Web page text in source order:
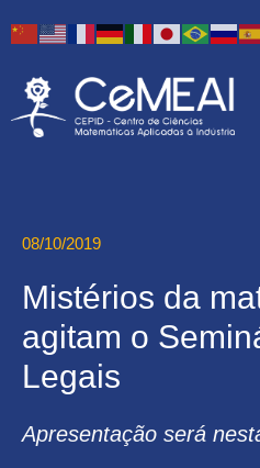
08/10/2019
Mistérios da
agitam o
Legais
Apresentação será